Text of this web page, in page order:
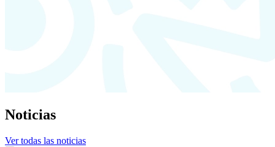
Noticias
Ver todas las noticias